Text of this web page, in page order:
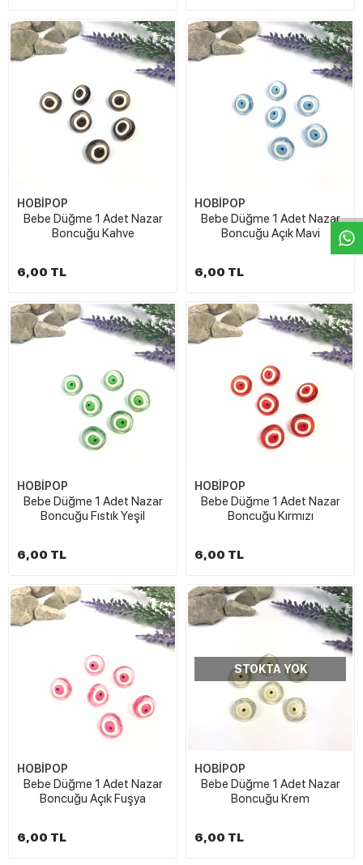
HOBİPOP
Bebe Düğme 1 Adet Nazar
Boncuğu Kahve
6,00 TL
HOBİPOP
Bebe Düğme 1 Adet Nazar
Boncuğu Açık Mavi
6,00 TL
HOBİPOP
Bebe Düğme 1 Adet Nazar
Boncuğu Fıstık Yeşil
6,00 TL
HOBİPOP
Bebe Düğme 1 Adet Nazar
Boncuğu Kırmızı
6,00 TL
HOBİPOP
Bebe Düğme 1 Adet Nazar
Boncuğu Açık Fuşya
6,00 TL
STOKTA YOK
HOBİPOP
Bebe Düğme 1 Adet Nazar
Boncuğu Krem
6,00 TL